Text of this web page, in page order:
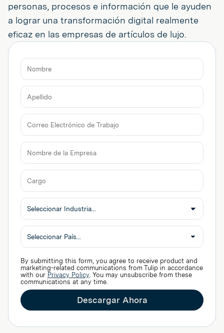
personas, procesos e información que le ayuden
a lograr una transformación digital realmente
eficaz en las empresas de artículos de lujo.
Nombre
Apellido
Correo
Electrónico
de
Trabajo
Nombre
de
la
Empresa
Cargo
Seleccionar
Industria
Pais
By submitting this form, you agree to receive product and
marketing-related communications from Tulip in accordance
with our Privacy Policy . You may unsubscribe from these
communications at any time.
Descargar Ahora